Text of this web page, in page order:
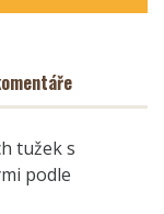
tužek s
podle